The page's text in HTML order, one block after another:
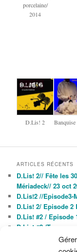
porcelaine/
2014
D.Lis! 2 Banquise
ARTICLES RÉCENTS
D.Lis! 2// Fête les
Mériadeck// 23 oct
D.Lis!2 //Episode3-
D.Lis! 2/ Episode 2
D.Lis! #2 / Episode
D.Lis! #2 /Tournage